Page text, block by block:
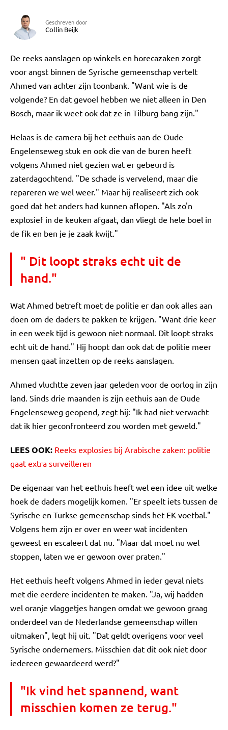
Geschreven door
Collin Beijk
De reeks aanslagen op winkels en horecazaken zorgt
voor angst binnen de Syrische gemeenschap vertelt
Ahmed van achter zijn toonbank. "Want wie is de
volgende? En dat gevoel hebben we niet alleen in Den
Bosch, maar ik weet ook dat ze in Tilburg bang zijn."
Helaas is de camera bij het eethuis aan de Oude
Engelenseweg stuk en ook die van de buren heeft
volgens Ahmed niet gezien wat er gebeurd is
zaterdagochtend. "De schade is vervelend, maar die
repareren we wel weer." Maar hij realiseert zich ook
goed dat het anders had kunnen aflopen. "Als zo'n
explosief in de keuken afgaat, dan vliegt de hele boel in
de fik en ben je je zaak kwijt."
" Dit loopt straks echt uit de
hand."
Wat Ahmed betreft moet de politie er dan ook alles aan
doen om de daders te pakken te krijgen. "Want drie keer
in een week tijd is gewoon niet normaal. Dit loopt straks
echt uit de hand." Hij hoopt dan ook dat de politie meer
mensen gaat inzetten op de reeks aanslagen.
Ahmed vluchtte zeven jaar geleden voor de oorlog in zijn
land. Sinds drie maanden is zijn eethuis aan de Oude
Engelenseweg geopend, zegt hij: "Ik had niet verwacht
dat ik hier geconfronteerd zou worden met geweld."
LEES OOK: Reeks explosies bij Arabische zaken: politie
gaat extra surveilleren
De eigenaar van het eethuis heeft wel een idee uit welke
hoek de daders mogelijk komen. "Er speelt iets tussen de
Syrische en Turkse gemeenschap sinds het EK-voetbal."
Volgens hem zijn er over en weer wat incidenten
geweest en escaleert dat nu. "Maar dat moet nu wel
stoppen, laten we er gewoon over praten."
Het eethuis heeft volgens Ahmed in ieder geval niets
met die eerdere incidenten te maken. "Ja, wij hadden
wel oranje vlaggetjes hangen omdat we gewoon graag
onderdeel van de Nederlandse gemeenschap willen
uitmaken", legt hij uit. "Dat geldt overigens voor veel
Syrische ondernemers. Misschien dat dit ook niet door
iedereen gewaardeerd werd?"
"Ik vind het spannend, want
misschien komen ze terug."